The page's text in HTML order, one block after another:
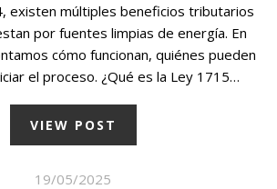
existen múltiples beneficios tributarios
por fuentes limpias de energía. En
cómo funcionan, quiénes pueden
el proceso. ¿Qué es la Ley 1715…
VIEW POST
19/05/2025